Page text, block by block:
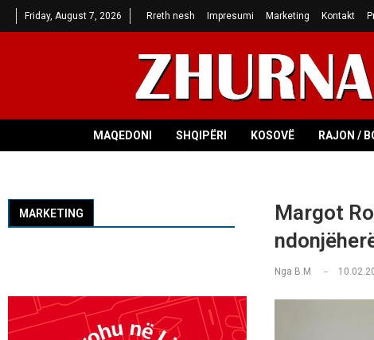
Friday, August 7, 2026 Rreth nesh Impresumi Marketing Kontakt
MAQEDONI SHQIPËRI KOSOVË RAJON /
Margot
Nga B.M
MARKETING